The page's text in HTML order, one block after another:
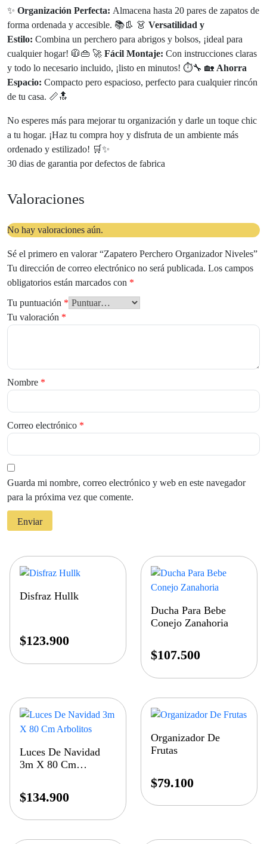
✨ Organización Perfecta: Almacena hasta 20 pares de zapatos de
forma ordenada y accesible. 📚👢 👗 Versatilidad y
Estilo: Combina un perchero para abrigos y bolsos, ¡ideal para
cualquier hogar! 🧥👜 🚀 Fácil Montaje: Con instrucciones claras
y todo lo necesario incluido, ¡listo en minutos! ⏱️🔧 🏡 Ahorra
Espacio: Compacto pero espacioso, perfecto para cualquier rincón
de tu casa. 📏🔝
No esperes más para mejorar tu organización y darle un toque chic
a tu hogar. ¡Haz tu compra hoy y disfruta de un ambiente más
ordenado y estilizado! 🛒✨
30 dias de garantia por defectos de fabrica
Valoraciones
No hay valoraciones aún.
Sé el primero en valorar “Zapatero Perchero Organizador Niveles”
Tu dirección de correo electrónico no será publicada. Los campos
obligatorios están marcados con *
Tu puntuación *
Tu valoración *
Nombre *
Correo electrónico *
Guarda mi nombre, correo electrónico y web en este navegador
para la próxima vez que comente.
Disfraz Hullk
$123.900
Ducha Para Bebe
Conejo Zanahoria
$107.500
Luces De Navidad
3m X 80 Cm
$134.900
Organizador De
Frutas
$79.100